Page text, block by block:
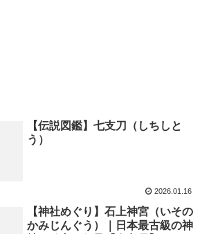
【伝説図鑑】七支刀（しちしと
う）
2026.01.16
【神社めぐり】石上神宮（いその
かみじんぐう）｜日本最古級の神